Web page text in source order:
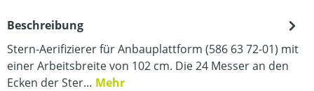
Beschreibung
Stern-Aerifizierer für Anbauplattform (586 63 72-01) mit
einer Arbeitsbreite von 102 cm. Die 24 Messer an den
Ecken der Ster… Mehr